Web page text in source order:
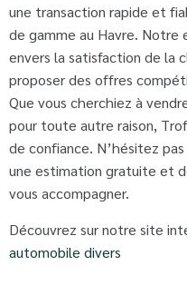
une transaction rapide et
de gamme au Havre.
envers la satisfaction de la
proposer des offres
Que vous cherchiez à
pour toute autre raison,
de confiance. N’hésitez
une estimation gratuite et
vous accompagner.
Découvrez sur notre site
automobile divers